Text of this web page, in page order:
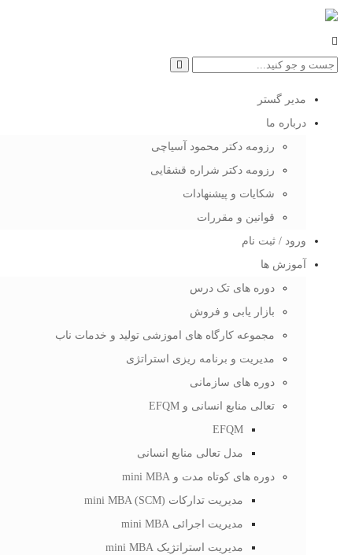
مدیر گستر
درباره ما
رزومه دکتر محمود آسیاچی
رزومه دکتر شراره قشقایی
شکایات و پیشنهادات
قوانین و مقررات
ورود / ثبت نام
آموزش ها
دوره های تک درس
بازار یابی و فروش
مجموعه کارگاه های اموزشی تولید و خدمات ناب
مدیریت و برنامه ریزی استراتژی
دوره های سازمانی
تعالی منابع انسانی و EFQM
EFQM
مدل تعالی منابع انسانی
دوره های کوتاه مدت و mini MBA
مدیریت تدارکات (mini MBA (SCM
مدیریت اجرائی mini MBA
مدیریت استراتژیک mini MBA